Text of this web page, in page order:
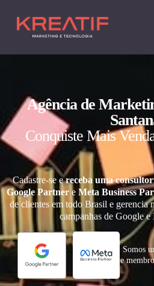
Agência de
Conquiste Mais
Cadastre-se ereceba uma
Google Partner e Meta Business
de clientes em todo Brasil e gerencia
campanhas de Google
Somos
e